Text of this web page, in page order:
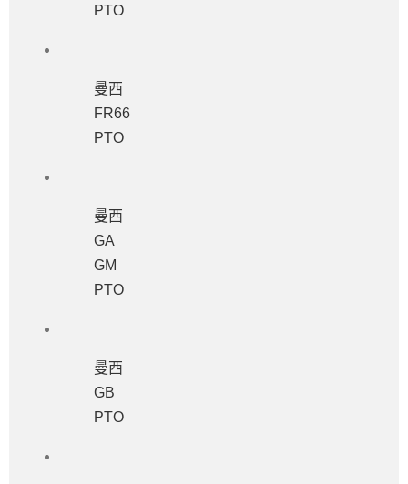
PTO
曼西
FR66
PTO
曼西
GA
GM
PTO
曼西
GB
PTO